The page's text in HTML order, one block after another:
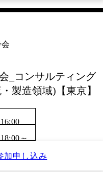
_コンサルティング
製造領域)【東京】
～
加申し込み